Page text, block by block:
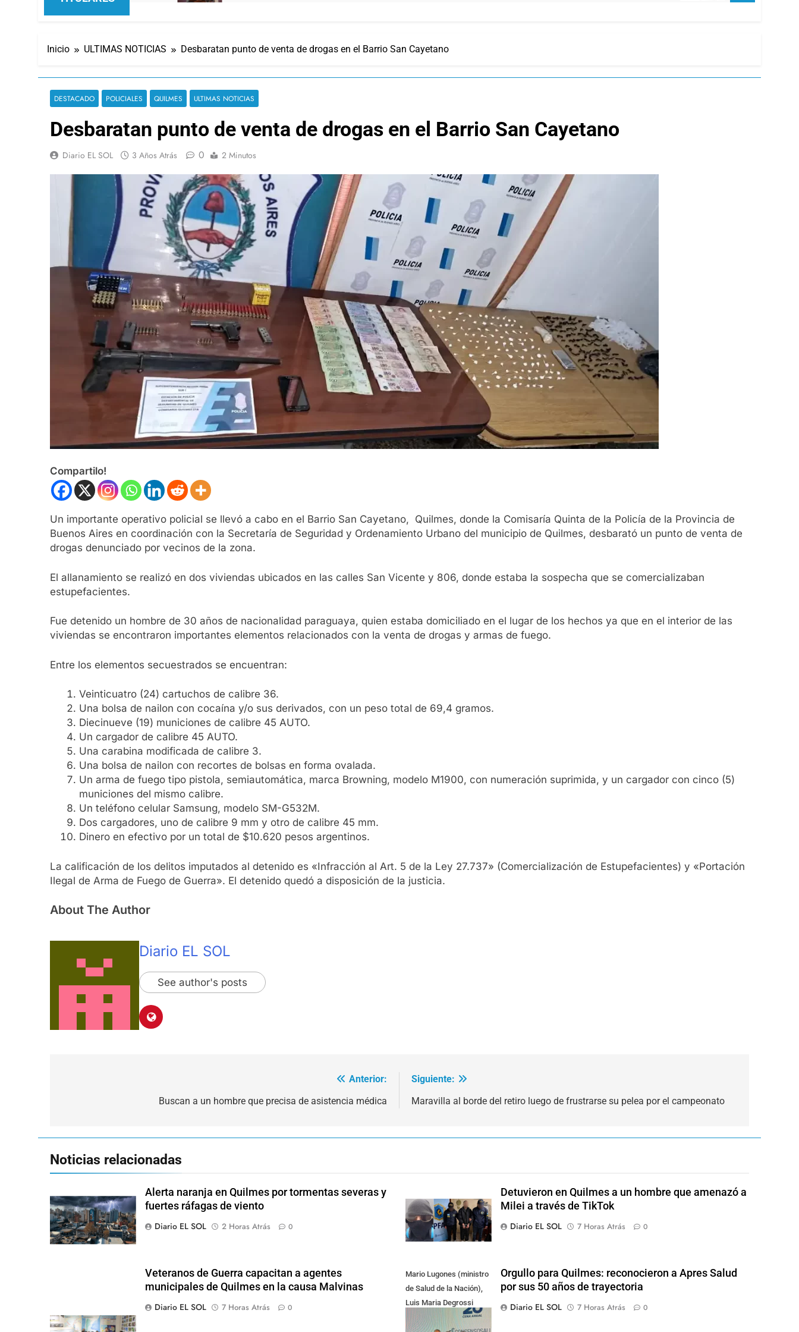
Inicio ULTIMAS NOTICIAS Desbaratan punto de venta de drogas en el Barrio San Cayetano
DESTACADO POLICIALES QUILMES ULTIMAS NOTICIAS
Desbaratan punto de venta de drogas en el Barrio San Cayetano
Diario EL SOL 3 Años Atrás 0 2 Minutos
Compartilo!
Un importante operativo policial se llevó a cabo en el Barrio San Cayetano, Quilmes, donde la Comisaría Quinta de la Policía de la Provincia de
Buenos Aires en coordinación con la Secretaría de Seguridad y Ordenamiento Urbano del municipio de Quilmes, desbarató un punto de venta de
drogas denunciado por vecinos de la zona.
El allanamiento se realizó en dos viviendas ubicados en las calles San Vicente y 806, donde estaba la sospecha que se comercializaban
estupefacientes.
Fue detenido un hombre de 30 años de nacionalidad paraguaya, quien estaba domiciliado en el lugar de los hechos ya que en el interior de las
viviendas se encontraron importantes elementos relacionados con la venta de drogas y armas de fuego.
Entre los elementos secuestrados se encuentran:
Veinticuatro (24) cartuchos de calibre 36.
Una bolsa de nailon con cocaína y/o sus derivados, con un peso total de 69,4 gramos.
Diecinueve (19) municiones de calibre 45 AUTO.
Un cargador de calibre 45 AUTO.
Una carabina modificada de calibre 3.
Una bolsa de nailon con recortes de bolsas en forma ovalada.
Un arma de fuego tipo pistola, semiautomática, marca Browning, modelo M1900, con numeración suprimida, y un cargador con cinco (5)
municiones del mismo calibre.
Un teléfono celular Samsung, modelo SM-G532M.
Dos cargadores, uno de calibre 9 mm y otro de calibre 45 mm.
Dinero en efectivo por un total de $10.620 pesos argentinos.
La calificación de los delitos imputados al detenido es «Infracción al Art. 5 de la Ley 27.737» (Comercialización de Estupefacientes) y «Portación
Ilegal de Arma de Fuego de Guerra». El detenido quedó a disposición de la justicia.
About The Author
Diario EL SOL
See author's posts
Anterior:
Buscan a un hombre que precisa de asistencia médica
Siguiente:
Maravilla al borde del retiro luego de frustrarse su pelea por el campeonato
Noticias relacionadas
Alerta naranja en Quilmes por tormentas severas y
fuertes ráfagas de viento
Diario EL SOL
2 Horas Atrás 0
Detuvieron en Quilmes a un hombre que amenazó a
Milei a través de TikTok
Diario EL SOL
7 Horas Atrás 0
Veteranos de Guerra capacitan a agentes
municipales de Quilmes en la causa Malvinas
Diario EL SOL
7 Horas Atrás 0
Mario Lugones (ministro
de Salud de la Nación),
Luis Maria Degrossi
(Presidente de Apres
Orgullo para Quilmes: reconocieron a Apres Salud
por sus 50 años de trayectoria
Diario EL SOL
7 Horas Atrás 0